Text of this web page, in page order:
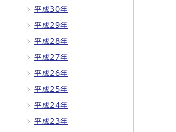
平成30年
平成29年
平成28年
平成27年
平成26年
平成25年
平成24年
平成23年